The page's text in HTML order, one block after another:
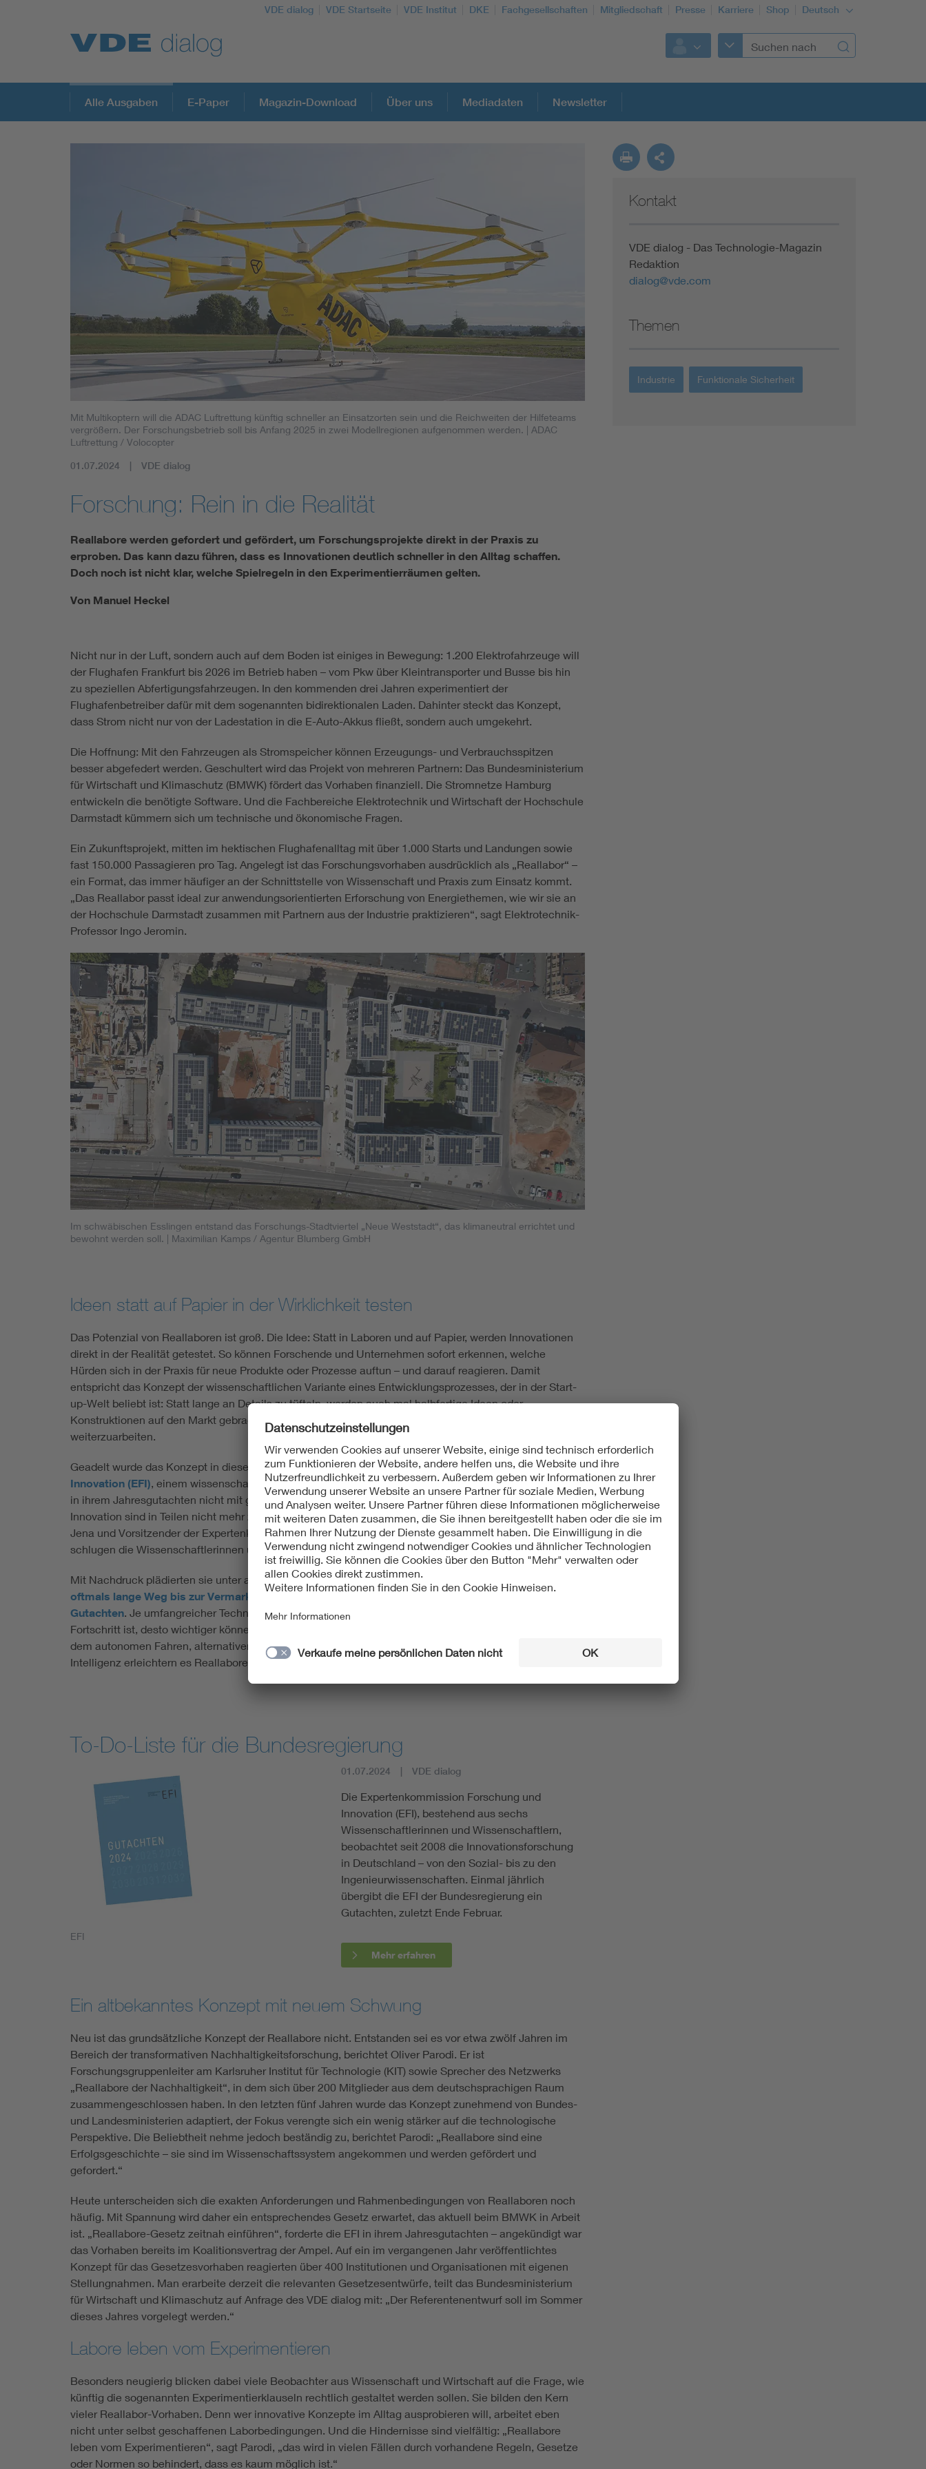
VDE dialog VDE Startseite VDE Institut DKE Fachgesellschaften Mitgliedschaft Presse Karriere Shop Deutsch
Alle Ausgaben E-Paper Magazin-Download Über uns Mediadaten Newsletter
Mit Multikoptern will die ADAC Luftrettung künftig schneller an Einsatzorten sein und die Reichweiten der Hilfeteams
vergrößern. Der Forschungsbetrieb soll bis Anfang 2025 in zwei Modellregionen aufgenommen werden. | ADAC
Luftrettung / Volocopter
01.07.2024 VDE dialog
Forschung: Rein in die Realität
Reallabore werden gefordert und gefördert, um Forschungsprojekte direkt in der Praxis zu
erproben. Das kann dazu führen, dass es Innovationen deutlich schneller in den Alltag schaffen.
Doch noch ist nicht klar, welche Spielregeln in den Experimentierräumen gelten.
Von Manuel Heckel
Nicht nur in der Luft, sondern auch auf dem Boden ist einiges in Bewegung: 1.200 Elektrofahrzeuge will
der Flughafen Frankfurt bis 2026 im Betrieb haben – vom Pkw über Kleintransporter und Busse bis hin
zu speziellen Abfertigungsfahrzeugen. In den kommenden drei Jahren experimentiert der
Flughafenbetreiber dafür mit dem sogenannten bidirektionalen Laden. Dahinter steckt das Konzept,
dass Strom nicht nur von der Ladestation in die E-Auto-Akkus fließt, sondern auch umgekehrt.
Die Hoffnung: Mit den Fahrzeugen als Stromspeicher können Erzeugungs- und Verbrauchsspitzen
besser abgefedert werden. Geschultert wird das Projekt von mehreren Partnern: Das Bundesministerium
für Wirtschaft und Klimaschutz (BMWK) fördert das Vorhaben finanziell. Die Stromnetze Hamburg
entwickeln die benötigte Software. Und die Fachbereiche Elektrotechnik und Wirtschaft der Hochschule
Darmstadt kümmern sich um technische und ökonomische Fragen.
Ein Zukunftsprojekt, mitten im hektischen Flughafenalltag mit über 1.000 Starts und Landungen sowie
fast 150.000 Passagieren pro Tag. Angelegt ist das Forschungsvorhaben ausdrücklich als „Reallabor“ –
ein Format, das immer häufiger an der Schnittstelle von Wissenschaft und Praxis zum Einsatz kommt.
„Das Reallabor passt ideal zur anwendungsorientierten Erforschung von Energiethemen, wie wir sie an
der Hochschule Darmstadt zusammen mit Partnern aus der Industrie praktizieren“, sagt Elektrotechnik-
Professor Ingo Jeromin.
Im schwäbischen Esslingen entstand das Forschungs-Stadtviertel „Neue Weststadt“, das klimaneutral errichtet und
bewohnt werden soll. | Maximilian Kamps / Agentur Blumberg GmbH
Ideen statt auf Papier in der Wirklichkeit testen
Das Potenzial von Reallaboren ist groß. Die Idee: Statt in Laboren und auf Papier, werden Innovationen
direkt in der Realität getestet. So können Forschende und Unternehmen sofort erkennen, welche
Hürden sich in der Praxis für neue Produkte oder Prozesse auftun – und darauf reagieren. Damit
entspricht das Konzept der wissenschaftlichen Variante eines Entwicklungsprozesses, der in der Start-
up-Welt beliebt ist: Statt lange an Details zu tüfteln, werden auch mal halbfertige Ideen oder
Konstruktionen auf den Markt gebracht, um mit den Reaktionen der Nutzerinnen und Nutzer
weiterzuarbeiten.
Geadelt wurde das Konzept in diesem Frühjahr von derExpertenkommission Forschung und
Innovation (EFI), einem wissenschaftlichen Gremium, welches die Bundesregierung berät. Die sparten
in ihrem Jahresgutachten nicht mit grundsätzlicher Kritik: „Die Rahmenbedingungen für Forschung und
Innovation sind in Teilen nicht mehr zeitgemäß“, sagte Uwe Cantner, Ökonomieprofessor an der Uni
Jena und Vorsitzender der Expertenkommission, bei der Vorstellung des Gutachtens. Um das zu ändern,
schlugen die Wissenschaftlerinnen und Wissenschaftler eine Reihe von Initiativen vor.
Mit Nachdruck plädierten sie unter anderem dafür, stärker auf Reallabore zu setzen:
oftmals lange Weg bis zur Vermarktung von Innovationen spürbar verkürzt werden“, heißt es im
Gutachten. Je umfangreicher Technologien heutige Abläufe umwälzen, je schneller der technische
Fortschritt ist, desto wichtiger können frühe Erkenntnisse aus dem Alltag sein. In Themenfeldern wie
dem autonomen Fahren, alternativen Mobilitätskonzepten, neuen Energiesystemen oder Künstlicher
Intelligenz erleichtern es Reallabore, mögliche Szenarien von morgen schon heute zu verproben.
To-Do-Liste für die Bundesregierung
EFI
01.07.2024 VDE dialog
Die Expertenkommission Forschung und
Innovation (EFI), bestehend aus sechs
Wissenschaftlerinnen und Wissenschaftlern,
beobachtet seit 2008 die Innovationsforschung
in Deutschland – von den Sozial- bis zu den
Ingenieurwissenschaften. Einmal jährlich
übergibt die EFI der Bundesregierung ein
Gutachten, zuletzt Ende Februar.
Mehr erfahren
Ein altbekanntes Konzept mit neuem Schwung
Neu ist das grundsätzliche Konzept der Reallabore nicht. Entstanden sei es vor etwa zwölf Jahren im
Bereich der transformativen Nachhaltigkeitsforschung, berichtet Oliver Parodi. Er ist
Forschungsgruppenleiter am Karlsruher Institut für Technologie (KIT) sowie Sprecher des Netzwerks
„Reallabore der Nachhaltigkeit“, in dem sich über 200 Mitglieder aus dem deutschsprachigen Raum
zusammengeschlossen haben. In den letzten fünf Jahren wurde das Konzept zunehmend von Bundes-
und Landesministerien adaptiert, der Fokus verengte sich ein wenig stärker auf die technologische
Perspektive. Die Beliebtheit nehme jedoch beständig zu, berichtet Parodi: „Reallabore sind eine
Erfolgsgeschichte – sie sind im Wissenschaftssystem angekommen und werden gefördert und
gefordert.“
Heute unterscheiden sich die exakten Anforderungen und Rahmenbedingungen von Reallaboren noch
häufig. Mit Spannung wird daher ein entsprechendes Gesetz erwartet, das aktuell beim BMWK in Arbeit
ist. „Reallabore-Gesetz zeitnah einführen“, forderte die EFI in ihrem Jahresgutachten – angekündigt war
das Vorhaben bereits im Koalitionsvertrag der Ampel. Auf ein im vergangenen Jahr veröffentlichtes
Konzept für das Gesetzesvorhaben reagierten über 400 Institutionen und Organisationen mit eigenen
Stellungnahmen. Man erarbeite derzeit die relevanten Gesetzesentwürfe, teilt das Bundesministerium
für Wirtschaft und Klimaschutz auf Anfrage des VDE dialog mit: „Der Referentenentwurf soll im Sommer
dieses Jahres vorgelegt werden.“
Labore leben vom Experimentieren
Besonders neugierig blicken dabei viele Beobachter aus Wissenschaft und Wirtschaft auf die Frage, wie
künftig die sogenannten Experimentierklauseln rechtlich gestaltet werden sollen. Sie bilden den Kern
vieler Reallabor-Vorhaben. Denn wer innovative Konzepte im Alltag ausprobieren will, arbeitet eben
nicht unter selbst geschaffenen Laborbedingungen. Und die Hindernisse sind vielfältig: „Reallabore
leben vom Experimentieren“, sagt Parodi, „das wird in vielen Fällen durch vorhandene Regeln, Gesetze
oder Normen so behindert, dass es kaum möglich ist.“
Kontakt
VDE dialog - Das Technologie-Magazin
Redaktion
dialog@vde.com
Themen
Industrie Funktionale Sicherheit